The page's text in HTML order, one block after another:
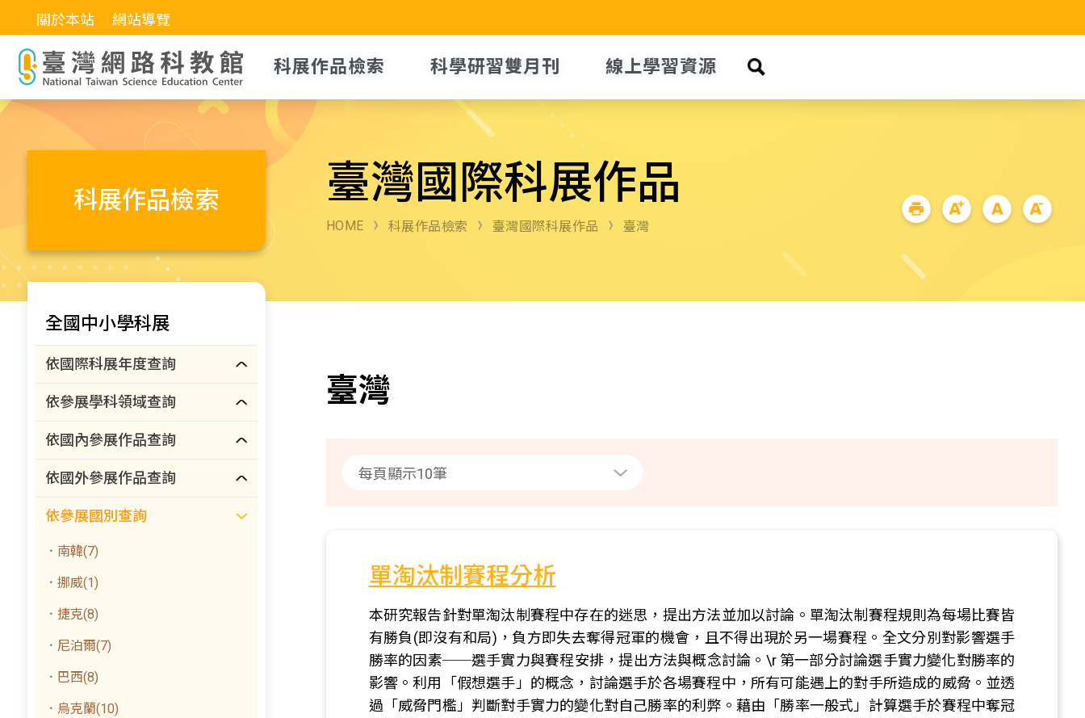
關於本站 網站導覽
科展作品檢索 科學研習雙月刊 線上學習資源
科展作品檢索 臺灣國際科展作品
HOME 科展作品檢索 臺灣國際科展作品 臺灣
全國中小學科展
依國際科展年度查詢
依參展學科領域查詢
依國內參展作品查詢
依國外參展作品查詢
依參展國別查詢
．南韓(7)
．挪威(1)
．捷克(8)
．尼泊爾(7)
．巴西(8)
．烏克蘭(10)
臺灣
單淘汰制賽程分析
本研究報告針對單淘汰制賽程中存在的迷思，提出方法並加以討論。單淘汰制賽程規則為每場比賽皆
有勝負(即沒有和局)，負方即失去奪得冠軍的機會，且不得出現於另一場賽程。全文分別對影響選手
勝率的因素──選手實力與賽程安排，提出方法與概念討論。\r 第一部分討論選手實力變化對勝率的
影響。利用「假想選手」的概念，討論選手於各場賽程中，所有可能遇上的對手所造成的威脅。並透
過「威脅門檻」判斷對手實力的變化對自己勝率的利弊。藉由「勝率一般式」計算選手於賽程中奪冠